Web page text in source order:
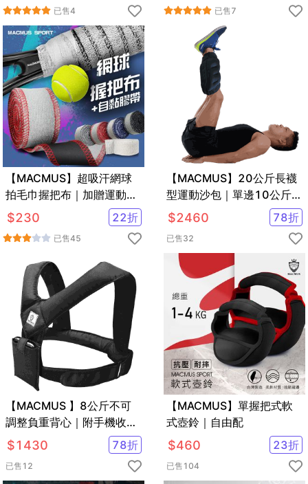
已售4 已售7
【MACMUS】超吸汗網球
拍毛巾握把布｜加贈運動防
護膠帶
$230 22折
已售45
【MACMUS】20公斤長襪
型運動沙包｜單邊10公斤腿
部專用負重沙袋｜適合健
走、慢跑等運動
$2460 78折
已售32
【MACMUS 】8公斤不可
調整負重背心｜附手機收納
加重背心
$1430 78折
已售 12
【MACMUS】單握把式軟
式壺鈴｜自由配
$460 23折
已售 104